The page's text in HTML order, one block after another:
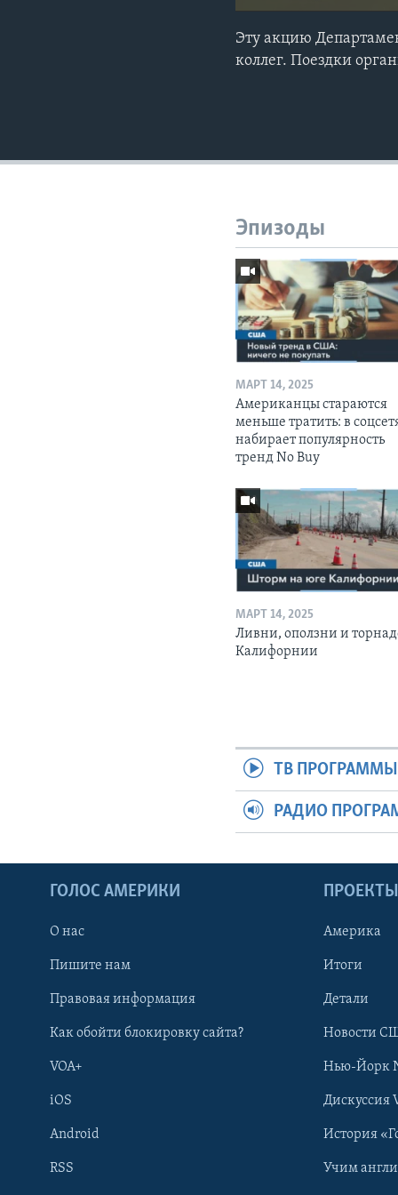
Эту акцию
коллег. Поездки
Эпизоды
МАРТ 14, 2025
Американцы стараются
меньше тратить: в
набирает популярность
тренд No Buy
МАРТ 14, 2025
Ливни, оползни и
Калифорнии
ТВ ПРОГРАММЫ
РАДИО
ГОЛОС АМЕРИКИ
О нас
Пишите нам
Правовая информация
Как обойти блокировку сайта?
VOA+
iOS
Android
RSS
ПРОЕКТЫ
Америка
Итоги
Детали
Новости
Нью-Йорк
Дискуссия
История
Учим